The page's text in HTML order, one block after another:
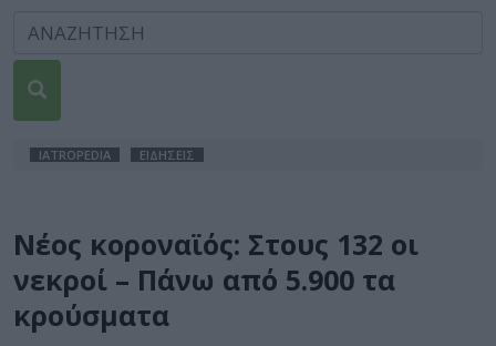
IATROPEDIA ΕΙΔΗΣΕΙΣ
Νέος κοροναϊός: Στους 132 οι
νεκροί – Πάνω από 5.900 τα
κρούσματα